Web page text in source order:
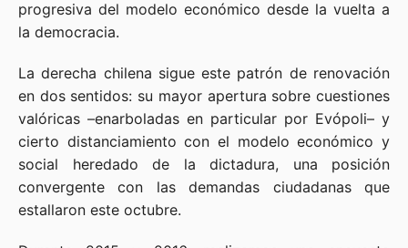
progresiva del modelo económico desde la vuelta a
la democracia.
La derecha chilena sigue este patrón de renovación
en dos sentidos: su mayor apertura sobre cuestiones
valóricas –enarboladas en particular por Evópoli– y
cierto distanciamiento con el modelo económico y
social heredado de la dictadura, una posición
convergente con las demandas ciudadanas que
estallaron este octubre.